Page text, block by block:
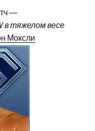
—
в тяжелом весе
Моксли